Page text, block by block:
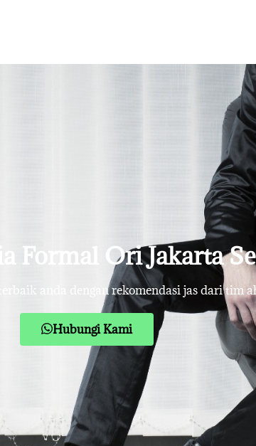
Formal Ori Jakarta
anda dengan rekomendasi jas dari tim
Hubungi Kami